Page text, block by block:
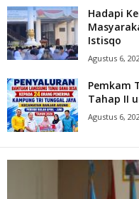
Hadapi
Istisqo
Agustus 6,
Pemkam
Tahap II
Agustus 6,